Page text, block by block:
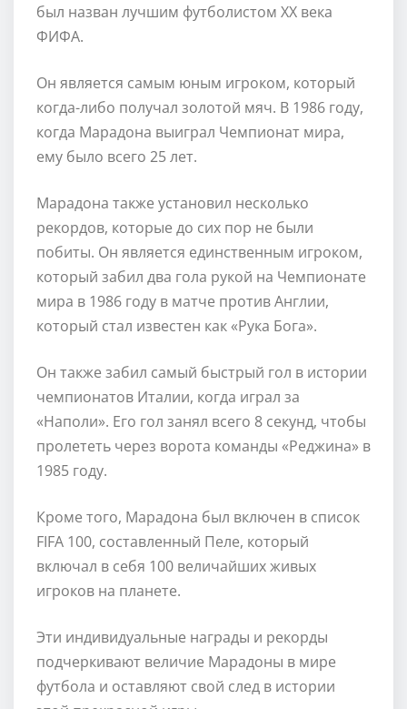
был назван лучшим футболистом XX века
ФИФА.
Он является самым юным игроком, который
когда-либо получал золотой мяч. В 1986 году,
когда Марадона выиграл Чемпионат мира,
ему было всего 25 лет.
Марадона также установил несколько
рекордов, которые до сих пор не были
побиты. Он является единственным игроком,
который забил два гола рукой на Чемпионате
мира в 1986 году в матче против Англии,
который стал известен как «Рука Бога».
Он также забил самый быстрый гол в истории
чемпионатов Италии, когда играл за
«Наполи». Его гол занял всего 8 секунд, чтобы
пролететь через ворота команды «Реджина» в
1985 году.
Кроме того, Марадона был включен в список
FIFA 100, составленный Пеле, который
включал в себя 100 величайших живых
игроков на планете.
Эти индивидуальные награды и рекорды
подчеркивают величие Марадоны в мире
футбола и оставляют свой след в истории